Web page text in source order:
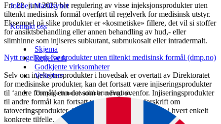
Jobbe i Mattilsynet
Kontakt oss
Skjema
Regelverk
Godkjente virksomheter
Veiledere
The page is not available in English.
Fra 22. juni 2023 ble regulering av visse injeksjonsprodukter uten
tiltenkt medisinsk formål overført til regelverk for medisinsk utstyr.
Eksempel på slike produkter er «kosmetiske» fillere, det vil si stoffer
for ansiktsbehandling eller annen behandling av hud,- eller
slimhinne som injiseres subkutant, submukosalt eller intradermalt.
Nytt regelverk for produkter uten tiltenkt medisinsk formål (dmp.no)
Selv om injeksjonsprodukter i hovedsak er overtatt av Direktoratet
for medisinske produkter, kan det fortsatt være injiseringsprodukter
til ‘andre formål’ enn det som er nevnt ovenfor. Injiseringsprodukter
til andre formål kan fortsatt være omfattet av forskrift om
tatoveringsprodukter. Disse produktene må vurderes i hvert enkelt
konkrete tilfelle.